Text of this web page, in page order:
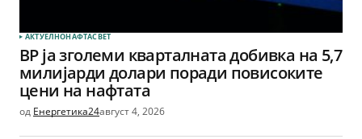
АКТУЕЛНОНАФТАСВЕТ
BP ја зголеми кварталната добивка на 5,7
милијарди долари поради повисоките
цени на нафтата
од Енергетика24август 4, 2026